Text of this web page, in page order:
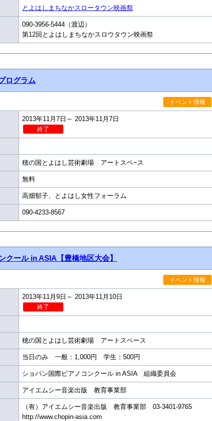
とよはしまちなかスロータウン映画祭
090-3956-5444（渡辺）
第12回とよはしまちなかスロウタウン映画祭
ログラム
イベント情報
2013年11月7日～ 2013年11月7日
終了
穂の国とよはし芸術劇場 アートスペ−ス
無料
高畑郁子、とよはし女性フォーラム
090-4233-8567
クール in ASIA【豊橋地区大会】
イベント情報
2013年11月9日～ 2013年11月10日
終了
穂の国とよはし芸術劇場 アートスペース
当日のみ 一般：1,000円 学生：500円
ショパン国際ピアノコンクール in ASIA 組織委員会
アイエムシー音楽出版 教育事業部
（有）アイエムシー音楽出版 教育事業部 03-3401-9765
http://www.chopin-asia.com